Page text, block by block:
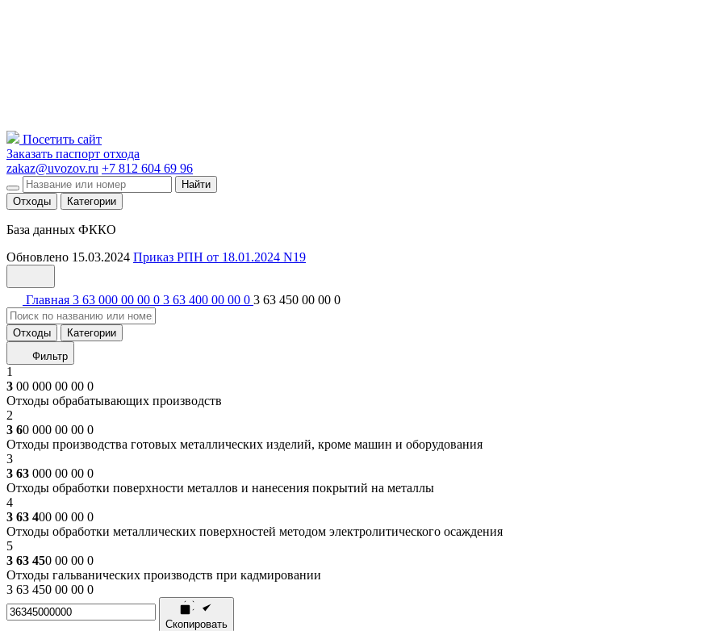
Посетить сайт
Заказать паспорт отхода
zakaz@uvozov.ru +7 812 604 69 96
Найти
Отходы
Категории
База данных ФККО
Обновлено 15.03.2024 Приказ РПН от 18.01.2024 N19
Главная 3 63 000 00 00 0 3 63 400 00 00 0 3 63 450 00 00 0
Отходы
Категории
Фильтр
1
3 00 000 00 00 0
Отходы обрабатывающих производств
2
3 60 000 00 00 0
Отходы производства готовых металлических изделий, кроме машин и оборудования
3
3 63 000 00 00 0
Отходы обработки поверхности металлов и нанесения покрытий на металлы
4
3 63 400 00 00 0
Отходы обработки металлических поверхностей методом электролитического осаждения
5
3 63 450 00 00 0
Отходы гальванических производств при кадмировании
3 63 450 00 00 0
Скопировать